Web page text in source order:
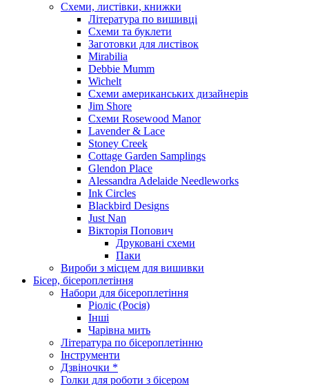
Схеми, листівки, книжки
Література по вишивці
Схеми та буклети
Заготовки для листівок
Mirabilia
Debbie Mumm
Wichelt
Схеми американських дизайнерів
Jim Shore
Cхеми Rosewood Manor
Lavender & Lace
Stoney Creek
Cottage Garden Samplings
Glendon Place
Alessandra Adelaide Needleworks
Ink Circles
Blackbird Designs
Just Nan
Вікторія Попович
Друковані схеми
Паки
Вироби з місцем для вишивки
Бісер, бісероплетіння
Набори для бісероплетіння
Ріоліс (Росія)
Інші
Чарівна мить
Література по бісероплетінню
Інструменти
Дзвіночки *
Голки для роботи з бісером